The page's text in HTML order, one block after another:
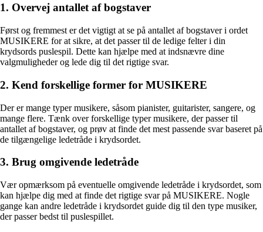
1. Overvej antallet af bogstaver
Først og fremmest er det vigtigt at se på antallet af bogstaver i ordet
MUSIKERE for at sikre, at det passer til de ledige felter i din
krydsords puslespil. Dette kan hjælpe med at indsnævre dine
valgmuligheder og lede dig til det rigtige svar.
2. Kend forskellige former for MUSIKERE
Der er mange typer musikere, såsom pianister, guitarister, sangere, og
mange flere. Tænk over forskellige typer musikere, der passer til
antallet af bogstaver, og prøv at finde det mest passende svar baseret på
de tilgængelige ledetråde i krydsordet.
3. Brug omgivende ledetråde
Vær opmærksom på eventuelle omgivende ledetråde i krydsordet, som
kan hjælpe dig med at finde det rigtige svar på MUSIKERE. Nogle
gange kan andre ledetråde i krydsordet guide dig til den type musiker,
der passer bedst til puslespillet.